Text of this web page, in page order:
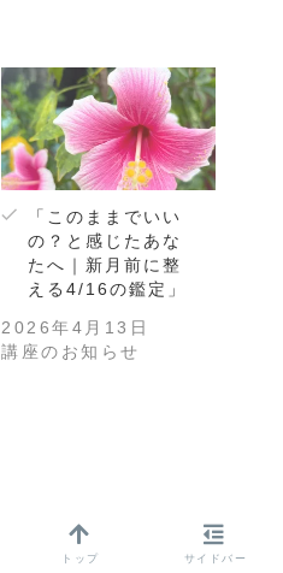
「このままでいい
の？と感じたあな
たへ｜新月前に整
える4/16の鑑定」
2026年4月13日
講座のお知らせ
トップ サイドバー